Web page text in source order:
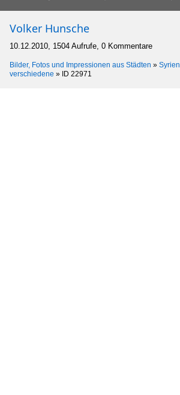
Volker Hunsche
10.12.2010, 1504 Aufrufe, 0 Kommentare
Bilder, Fotos und Impressionen aus Städten » Syrien
verschiedene » ID 22971